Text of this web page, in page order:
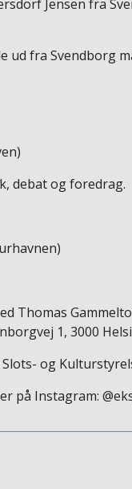
Jensen fra
ud fra
debat og foredrag.
Thomas
1, 3000
og
på Instagram: